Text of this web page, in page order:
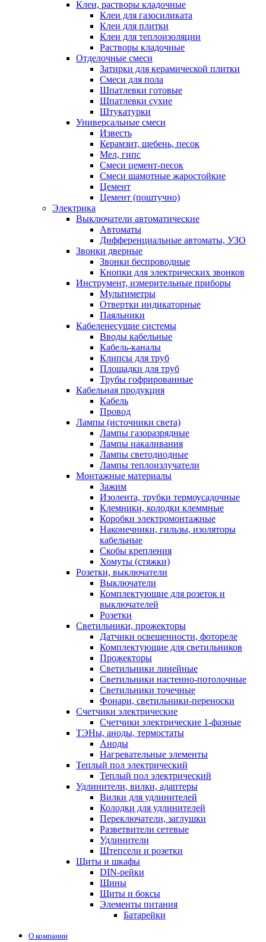
Клеи, растворы кладочные
Клеи для газосиликата
Клеи для плитки
Клеи для теплоизоляции
Растворы кладочные
Отделочные смеси
Затирки для керамической плитки
Смеси для пола
Шпатлевки готовые
Шпатлевки сухие
Штукатурки
Универсальные смеси
Известь
Керамзит, щебень, песок
Мел, гипс
Смеси цемент-песок
Смеси шамотные жаростойкие
Цемент
Цемент (поштучно)
Электрика
Выключатели автоматические
Автоматы
Дифференциальные автоматы, УЗО
Звонки дверные
Звонки беспроводные
Кнопки для электрических звонков
Инструмент, измерительные приборы
Мультиметры
Отвертки индикаторные
Паяльники
Кабеленесущие системы
Вводы кабельные
Кабель-каналы
Клипсы для труб
Площадки для труб
Трубы гофрированные
Кабельная продукция
Кабель
Провод
Лампы (источники света)
Лампы газоразрядные
Лампы накаливания
Лампы светодиодные
Лампы теплоизлучатели
Монтажные материалы
Зажим
Изолента, трубки термоусадочные
Клемники, колодки клеммные
Коробки электромонтажные
Наконечники, гильзы, изоляторы
кабельные
Скобы крепления
Хомуты (стяжки)
Розетки, выключатели
Выключатели
Комплектующие для розеток и
выключателей
Розетки
Светильники, прожекторы
Датчики освещенности, фотореле
Комплектующие для светильников
Прожекторы
Светильники линейные
Светильники настенно-потолочные
Светильники точечные
Фонари, светильники-переноски
Счетчики электрические
Счетчики электрические 1-фазные
ТЭНы, аноды, термостаты
Аноды
Нагревательные элементы
Теплый пол электрический
Теплый пол электрический
Удлинители, вилки, адаптеры
Вилки для удлинителей
Колодки для удлинителей
Переключатели, заглушки
Разветвители сетевые
Удлинители
Штепсели и розетки
Щиты и шкафы
DIN-рейки
Шины
Щиты и боксы
Элементы питания
Батарейки
О компании